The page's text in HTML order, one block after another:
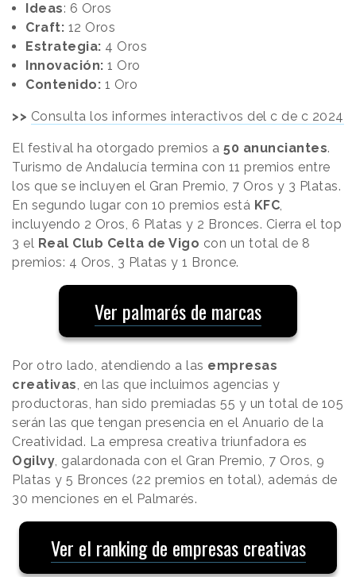
Ideas: 6 Oros
Craft: 12 Oros
Estrategia: 4 Oros
Innovación: 1 Oro
Contenido: 1 Oro
>> Consulta los informes interactivos del c de c 2024
El festival ha otorgado premios a 50 anunciantes.
Turismo de Andalucía termina con 11 premios entre
los que se incluyen el Gran Premio, 7 Oros y 3 Platas.
En segundo lugar con 10 premios está KFC,
incluyendo 2 Oros, 6 Platas y 2 Bronces. Cierra el top
3 el Real Club Celta de Vigo con un total de 8
premios: 4 Oros, 3 Platas y 1 Bronce.
Ver palmarés de marcas
Por otro lado, atendiendo a las empresas
creativas, en las que incluimos agencias y
productoras, han sido premiadas 55 y un total de 105
serán las que tengan presencia en el Anuario de la
Creatividad. La empresa creativa triunfadora es
Ogilvy, galardonada con el Gran Premio, 7 Oros, 9
Platas y 5 Bronces (22 premios en total), además de
30 menciones en el Palmarés.
Ver el ranking de empresas creativas